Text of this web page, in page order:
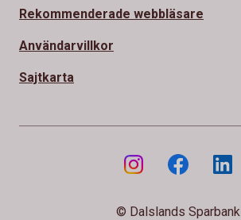
Rekommenderade webbläsare
Användarvillkor
Sajtkarta
© Dalslands Sparbank